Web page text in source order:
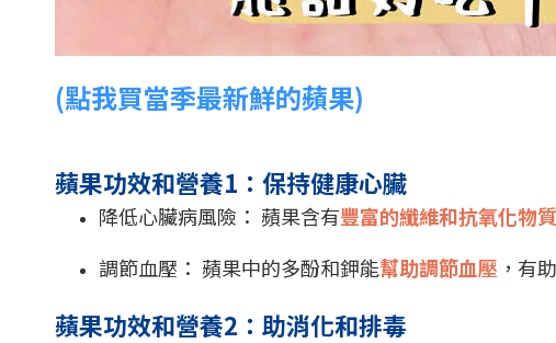
(點我買當季最新鮮的蘋果)
蘋果功效和營養1：保持健康心臟
降低心臟病風險： 蘋果含有豐富的纖維和抗氧化物質
調節血壓： 蘋果中的多酚和鉀能幫助調節血壓 ，有
蘋果功效和營養2：助消化和排毒